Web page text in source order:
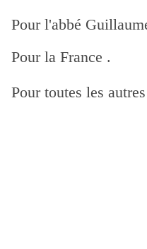
Pour l'abbé
Pour la France .
Pour toutes les